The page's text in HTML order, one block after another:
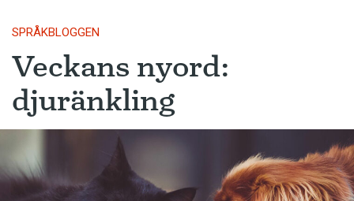
SPRÅKBLOGGEN
Veckans nyord:
djuränkling